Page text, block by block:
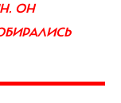
ОН